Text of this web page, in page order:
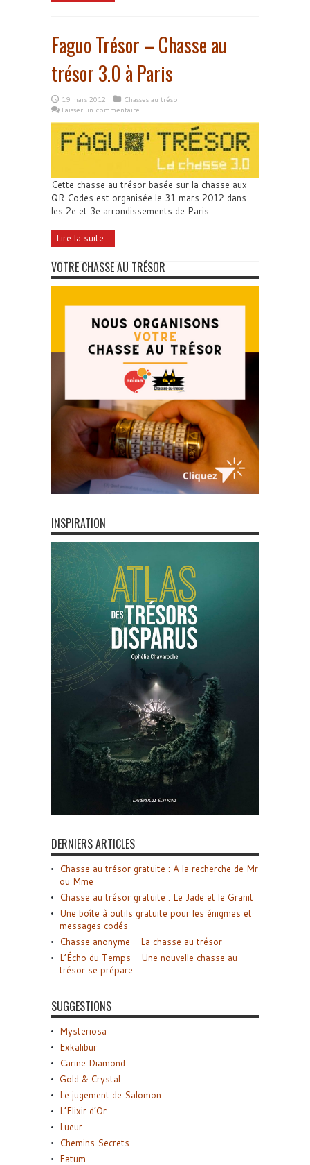
Faguo Trésor – Chasse au
trésor 3.0 à Paris
19 mars 2012
Chasses au trésor
Laisser un commentaire
Cette chasse au trésor basée sur la chasse aux
QR Codes est organisée le 31 mars 2012 dans
les 2e et 3e arrondissements de Paris
Lire la suite...
VOTRE CHASSE AU TRÉSOR
INSPIRATION
DERNIERS ARTICLES
Chasse au trésor gratuite : A la recherche de Mr
ou Mme
Chasse au trésor gratuite : Le Jade et le Granit
Une boîte à outils gratuite pour les énigmes et
messages codés
Chasse anonyme – La chasse au trésor
L’Écho du Temps – Une nouvelle chasse au
trésor se prépare
SUGGESTIONS
Mysteriosa
Exkalibur
Carine Diamond
Gold & Crystal
Le jugement de Salomon
L’Elixir d’Or
Lueur
Chemins Secrets
Fatum